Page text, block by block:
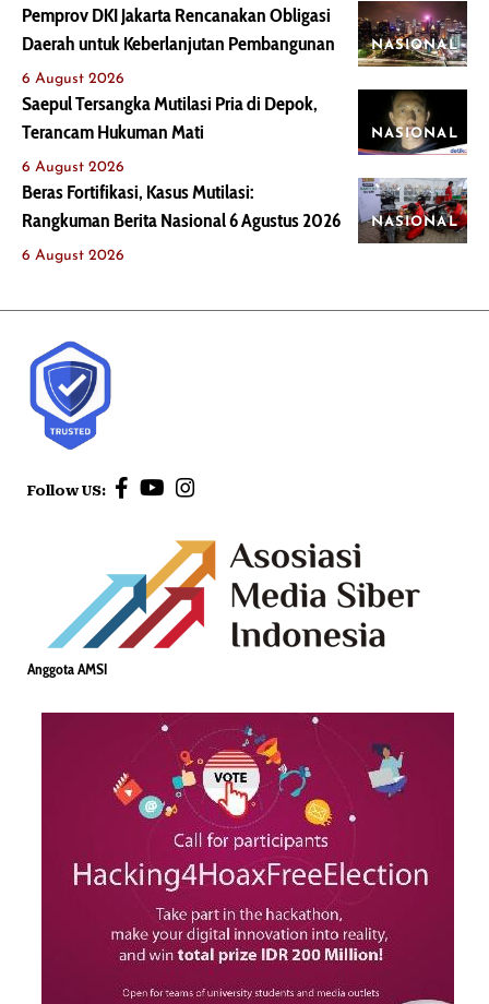
NASIONAL
Pemprov DKI Jakarta Rencanakan Obligasi
Daerah untuk Keberlanjutan Pembangunan
6 August 2026
NASIONAL
Saepul Tersangka Mutilasi Pria di Depok,
Terancam Hukuman Mati
6 August 2026
NASIONAL
Beras Fortifikasi, Kasus Mutilasi:
Rangkuman Berita Nasional 6 Agustus 2026
6 August 2026
Follow US:
Anggota AMSI